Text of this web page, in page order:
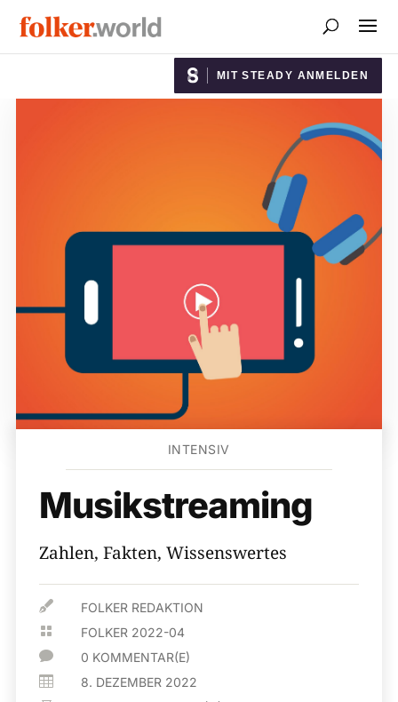
MIT STEADY ANMELDEN
INTENSIV
Musikstreaming
Zahlen, Fakten, Wissenswertes
 FOLKER REDAKTION
 FOLKER 2022-04
 0 KOMMENTAR(E)
 8. DEZEMBER 2022